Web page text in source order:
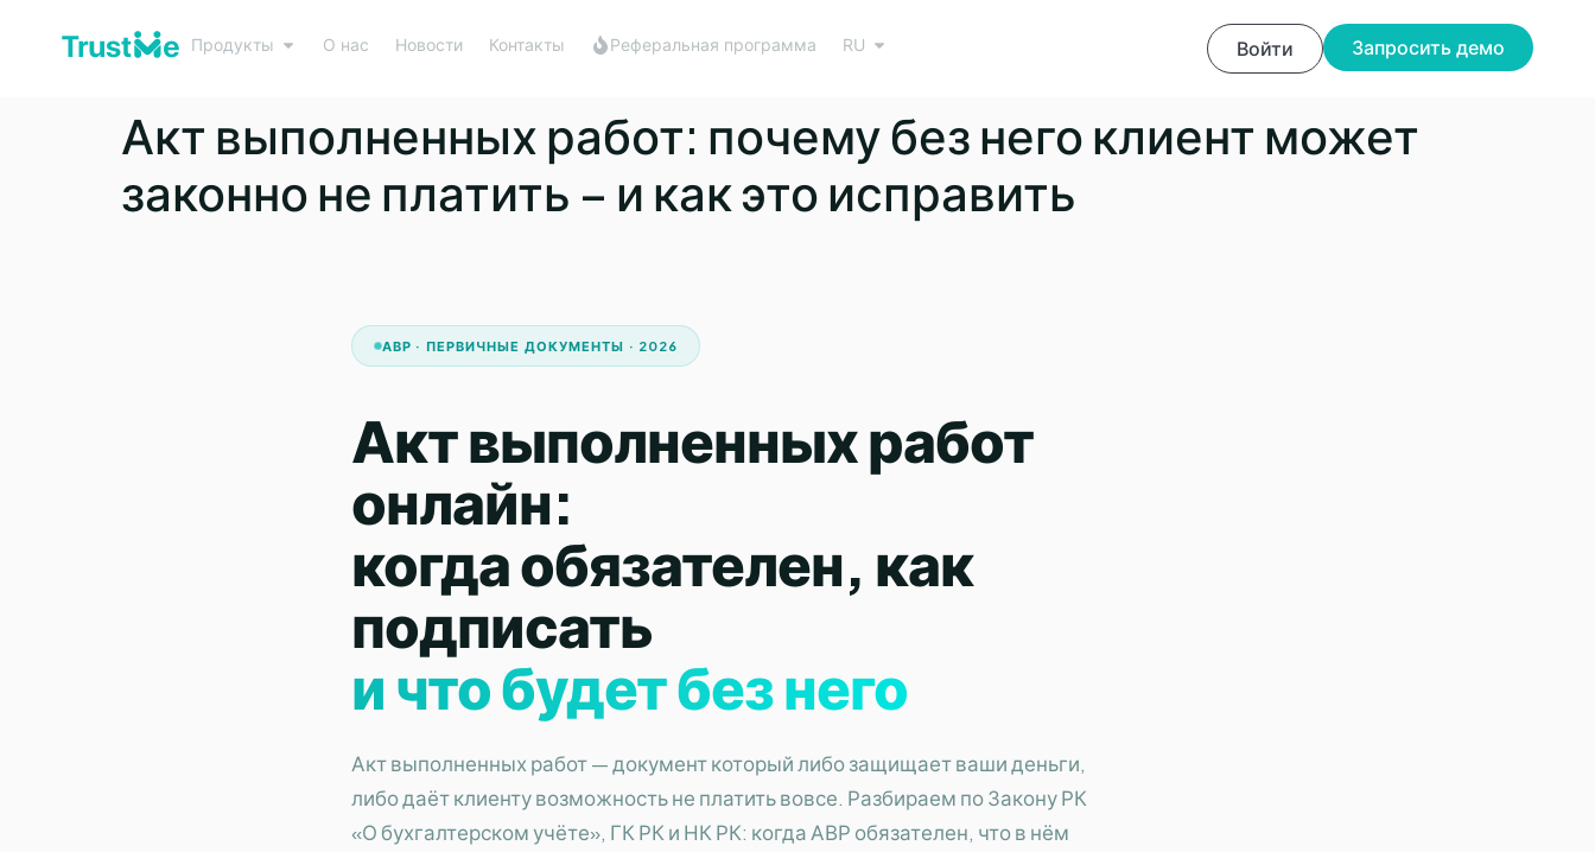
Продукты О нас Новости Контакты Реферальная программа RU Войти Запросить демо
Акт выполненных работ: почему без него клиент может
законно не платить – и как это исправить
АВР · ПЕРВИЧНЫЕ ДОКУМЕНТЫ · 2026
Акт выполненных работ
онлайн:
когда обязателен, как
подписать
и что будет без него
Акт выполненных работ — документ который либо защищает ваши деньги,
либо даёт клиенту возможность не платить вовсе. Разбираем по Закону РК
«О бухгалтерском учёте», ГК РК и НК РК: когда АВР обязателен, что в нём